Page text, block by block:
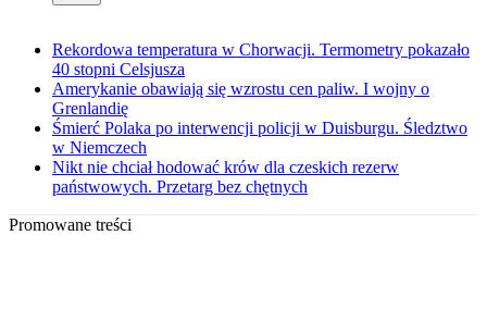
Rekordowa temperatura w Chorwacji. Termometry pokazało
40 stopni Celsjusza
Amerykanie obawiają się wzrostu cen paliw. I wojny o
Grenlandię
Śmierć Polaka po interwencji policji w Duisburgu. Śledztwo
w Niemczech
Nikt nie chciał hodować krów dla czeskich rezerw
państwowych. Przetarg bez chętnych
Promowane treści